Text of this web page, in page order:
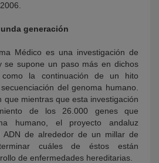
generación
Médico es una investigación de
se supone un paso más en dichos
como la continuación de un hito
del genoma humano.
que mientras que esta investigación
de los 26.000 genes que
humano, el proyecto andaluz
ADN de alrededor de un millar de
cuáles de éstos están
de enfermedades hereditarias.